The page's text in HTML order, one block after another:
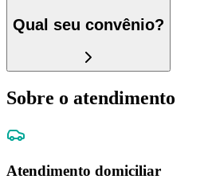
Qual seu convênio?
Sobre o atendimento
Atendimento domiciliar